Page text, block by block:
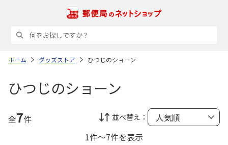
ホーム グッズストア ひつじのショーン
ひつじのショーン
全7件 並べ替え：
1件～7件を表示